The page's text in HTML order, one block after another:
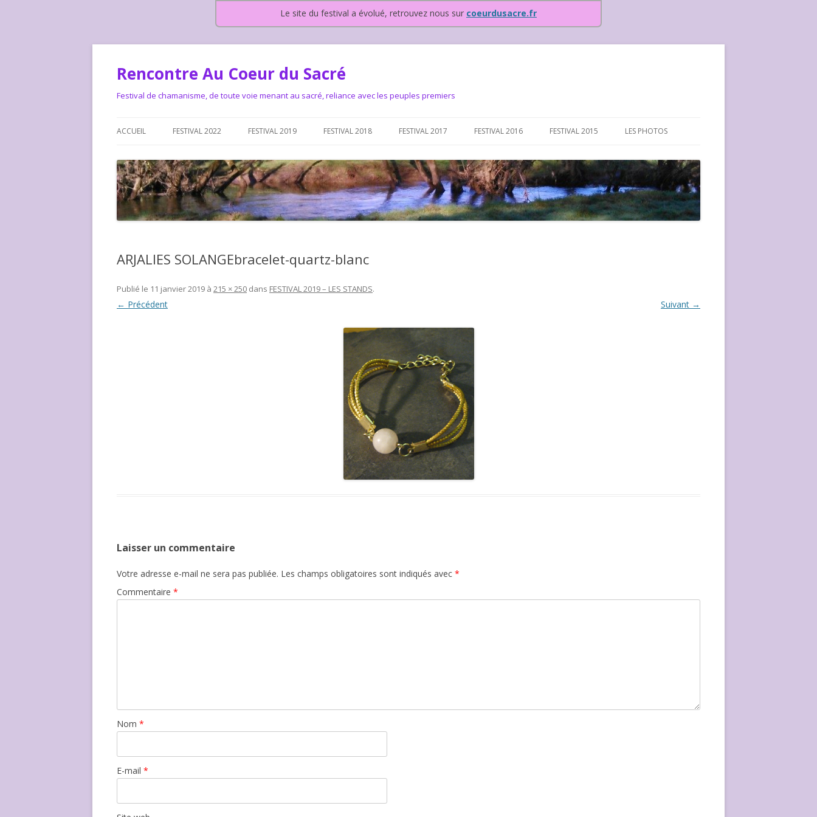
Le site du festival a évolué, retrouvez nous sur coeurdusacre.fr
Rencontre Au Coeur du Sacré
Festival de chamanisme, de toute voie menant au sacré, reliance avec les peuples premiers
ACCUEIL
LA CHARTE DU FESTIVAL
LE FESTIVAL DEPUIS 2015 – QUI
SOMMES-NOUS ?
LE FESTIVAL DEPUIS 2015…OU
ALLONS-NOUS ?
COMMENT FONCTIONNONS
FESTIVAL 2022 FESTIVAL 2019 FESTIVAL 2018 FESTIVAL 2017 FESTIVAL 2016 FESTIVAL 2015 LES PHOTOS
FESTIVAL 2016-PHOTOS
FESTIVAL 2017-PHOTOS ET
VIDÉOS
ARJALIES SOLANGEbracelet-quartz-blanc
Publié le 11 janvier 2019 à 215 × 250 dans FESTIVAL 2019 – LES STANDS.
← Précédent Suivant →
Laisser un commentaire
Votre adresse e-mail ne sera pas publiée. Les champs obligatoires sont indiqués avec *
Commentaire *
Nom *
E-mail *